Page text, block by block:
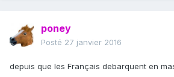
poney
Posté 27 janvier 2016
depuis que les Français debarquent en